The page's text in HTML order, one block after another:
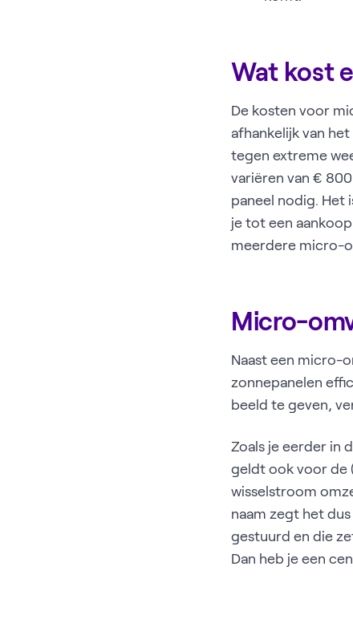
Wat kost
De kosten voor
afhankelijk van
tegen extreme
variëren van €
paneel nodig. Het
je tot een
meerdere micro-
Micro-
Naast een micro-
zonnepanelen
beeld te geven,
Zoals je eerder in
geldt ook voor de
wisselstroom
naam zegt het
gestuurd en die
Dan heb je een